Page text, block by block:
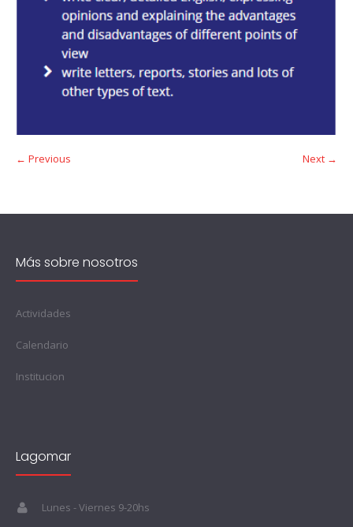
← Previous Next →
Más sobre nosotros
Actividades
Calendario
Institucion
Lagomar
Lunes - Viernes 9-20hs